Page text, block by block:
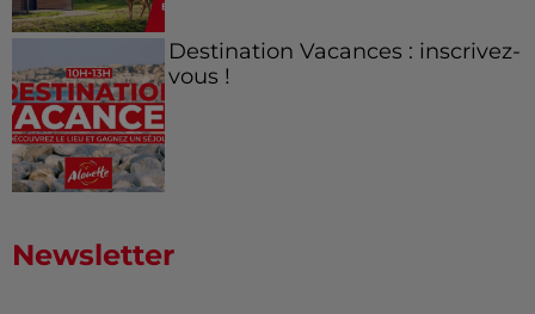
Destination Vacances : inscrivez-
vous !
Newsletter